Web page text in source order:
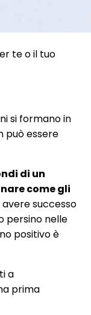
te o il tuo
si formano in
può essere
di un
come gli
avere successo
persino nelle
positivo è
a
prima